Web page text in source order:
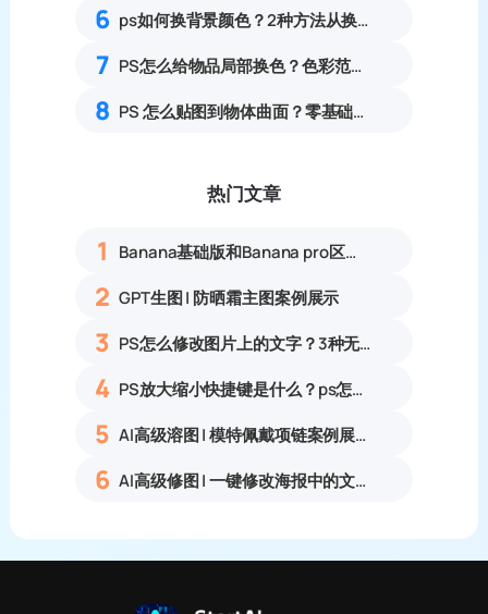
6 ps如何换背景颜色？2种方法从换背景颜色操作指南
7 PS怎么给物品局部换色？色彩范围精准改色零基础教程
8 PS 怎么贴图到物体曲面？零基础产品贴图贴合实操教程
热门文章
1 Banana基础版和Banana pro区别对比丨具体案例应用+使用教程
2 GPT生图 | 防晒霜主图案例展示
3 PS怎么修改图片上的文字？3种无痕改字方法，新手也能搞定
4 PS放大缩小快捷键是什么？ps怎么把图片拉大拉小？
5 AI高级溶图 | 模特佩戴项链案例展示
6 AI高级修图 | 一键修改海报中的文字